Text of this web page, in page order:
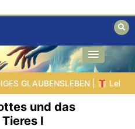
Bibel
für Menschen auf
| DIE KORINTHERBRIEFE
und das
I